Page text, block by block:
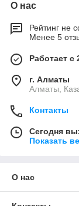
О нас
Рейтинг не
Менее 5
Работает с
г. Алматы
Алматы,
Контакты
Сегодня
Показать
О нас